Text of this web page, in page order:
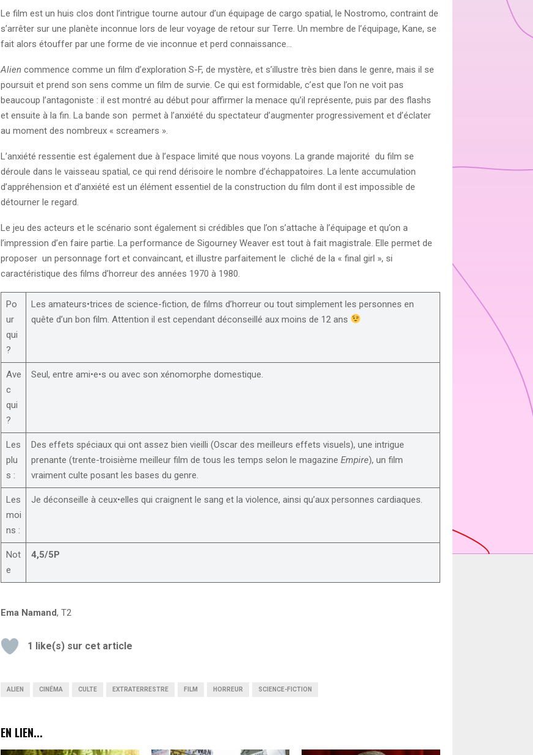
Le film est un huis clos dont l’intrigue tourne autour d’un équipage de cargo spatial, le Nostromo, contraint de
s’arrêter sur une planète inconnue lors de leur voyage de retour sur Terre. Un membre de l’équipage, Kane, se
fait alors étouffer par une forme de vie inconnue et perd connaissance…
Alien commence comme un film d’exploration S-F, de mystère, et s’illustre très bien dans le genre, mais il se
poursuit et prend son sens comme un film de survie. Ce qui est formidable, c’est que l’on ne voit pas
beaucoup l’antagoniste : il est montré au début pour affirmer la menace qu’il représente, puis par des flashs
et ensuite à la fin. La bande son permet à l’anxiété du spectateur d’augmenter progressivement et d’éclater
au moment des nombreux « screamers ».
L’anxiété ressentie est également due à l’espace limité que nous voyons. La grande majorité du film se
déroule dans le vaisseau spatial, ce qui rend dérisoire le nombre d’échappatoires. La lente accumulation
d’appréhension et d’anxiété est un élément essentiel de la construction du film dont il est impossible de
détourner le regard.
Le jeu des acteurs et le scénario sont également si crédibles que l’on s’attache à l’équipage et qu’on a
l’impression d’en faire partie. La performance de Sigourney Weaver est tout à fait magistrale. Elle permet de
proposer un personnage fort et convaincant, et illustre parfaitement le cliché de la « final girl », si
caractéristique des films d’horreur des années 1970 à 1980.
Po
ur
qui
?
Les amateurs•trices de science-fiction, de films d’horreur ou tout simplement les personnes en
quête d’un bon film. Attention il est cependant déconseillé aux moins de 12 ans
Ave
c
qui
?
Seul, entre ami•e•s ou avec son xénomorphe domestique.
Les
plu
s :
Des effets spéciaux qui ont assez bien vieilli (Oscar des meilleurs effets visuels), une intrigue
prenante (trente-troisième meilleur film de tous les temps selon le magazine Empire), un film
vraiment culte posant les bases du genre.
Les
moi
ns :
Je déconseille à ceux•elles qui craignent le sang et la violence, ainsi qu’aux personnes cardiaques.
Not
e
4,5/5P
Ema Namand, T2
1 like(s) sur cet article
ALIEN CINÉMA CULTE EXTRATERRESTRE FILM HORREUR SCIENCE-FICTION
EN LIEN...